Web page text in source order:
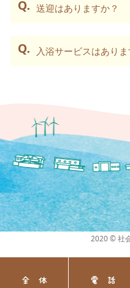
送迎はありますか？
入浴サービスはありま
全 体 電 話
2020 © 社